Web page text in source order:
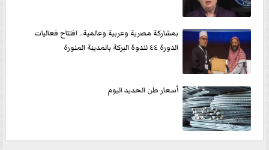
بمشاركة مصرية وعربية وعالمية.. افتتاح فعاليات
الدورة ٤٤ لندوة البركة بالمدينة المنورة
أسعار طن الحديد اليوم